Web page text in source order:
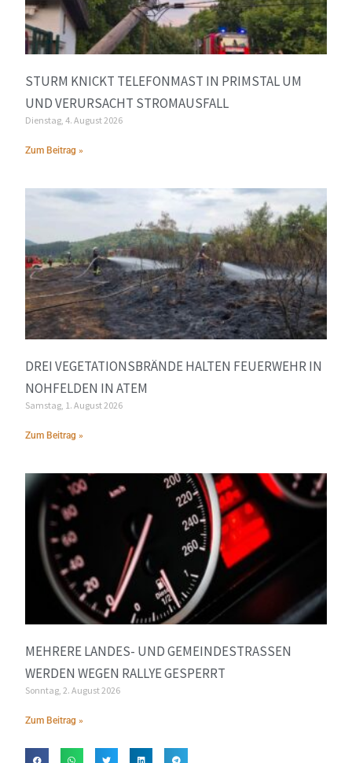
STURM KNICKT TELEFONMAST IN PRIMSTAL UM
UND VERURSACHT STROMAUSFALL
Dienstag, 4. August 2026
Zum Beitrag »
DREI VEGETATIONSBRÄNDE HALTEN FEUERWEHR IN
NOHFELDEN IN ATEM
Samstag, 1. August 2026
Zum Beitrag »
MEHRERE LANDES- UND GEMEINDESTRASSEN W
ERDEN WEGEN RALLYE GESPERRT
Sonntag, 2. August 2026
Zum Beitrag »